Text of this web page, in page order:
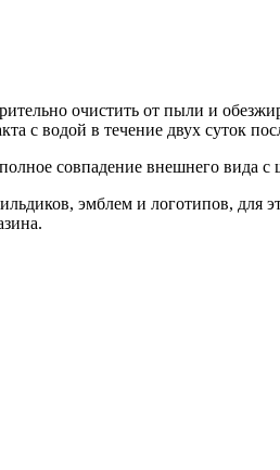
очистить от пыли и
с водой в течение двух суток
совпадение внешнего вида
эмблем и логотипов, для